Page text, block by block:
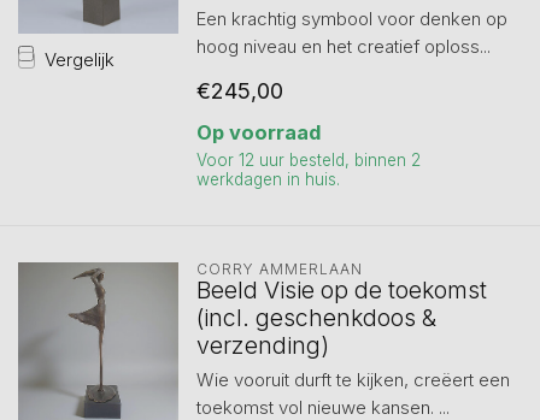
Vergelijk
Een krachtig symbool voor denken op
hoog niveau en het creatief oploss...
€245,00
Op voorraad
Voor 12 uur besteld, binnen 2
werkdagen in huis.
CORRY AMMERLAAN
Beeld Visie op de toekomst
(incl. geschenkdoos &
verzending)
Wie vooruit durft te kijken, creëert een
toekomst vol nieuwe kansen. ...